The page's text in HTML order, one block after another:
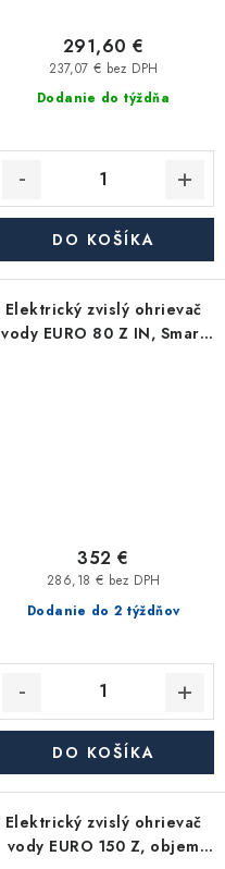
Dodanie do týždňa
237,07 € bez DPH
291,60 €
DO KOŠÍKA
Elektrický zvislý ohrievač
vody EURO 80 Z IN, Smart
Dodanie do 2 týždňov
286,18 € bez DPH
352 €
DO KOŠÍKA
Elektrický zvislý ohrievač
vody EURO 150 Z, objem